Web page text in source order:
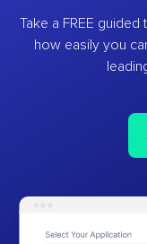
Take a FREE
how easily you